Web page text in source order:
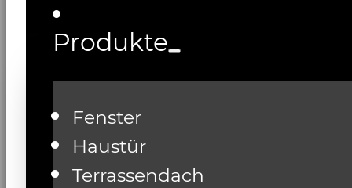
Produkte
Fenster
Haustür
Terrassendach